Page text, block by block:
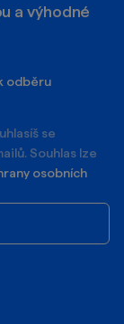
a výhodné
odběru
se
Souhlas lze
osobních